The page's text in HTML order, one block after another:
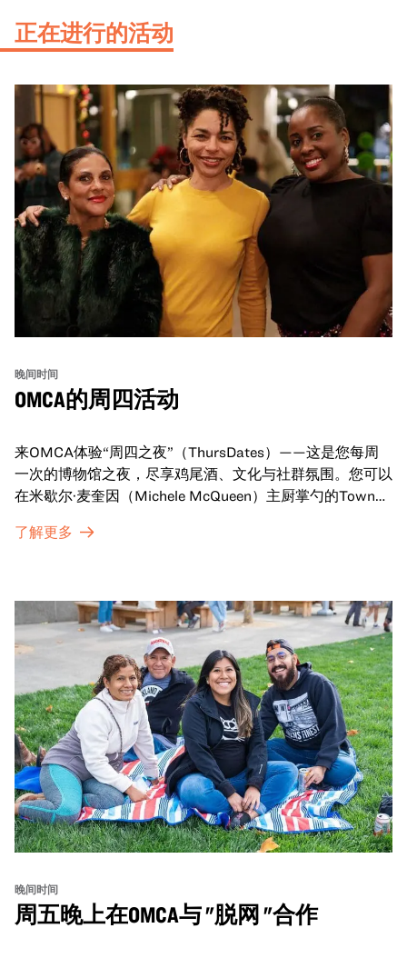
正在进行的活动
晚间时间
OMCA的周四活动
来OMCA体验“周四之夜”（ThursDates）——这是您每周
一次的博物馆之夜，尽享鸡尾酒、文化与社群氛围。您可以
在米歇尔·麦奎因（Michele McQueen）主厨掌勺的Town
探索那些在夜幕下焕发活力的展厅，那里将呈现快闪表演、
了解更多
晚间时间
周五晚上在OMCA与 "脱网 "合作